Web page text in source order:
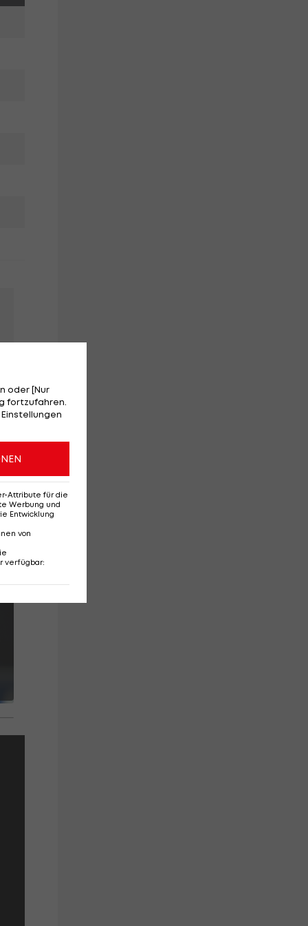
oder [Nur
fortzufahren.
Attribute für die
Werbung und
Entwicklung
von
verfügbar: